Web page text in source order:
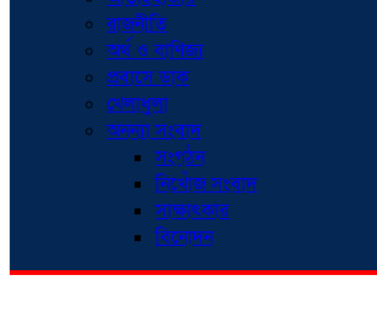
রাজনীতি
অর্থ ও বাণিজ্য
প্রবাসে ডাক
খেলাধুলা
অনন্যা সংবাদ
সংগঠন
নিখোঁজ সংবাদ
সাক্ষাৎকার
বিনোদন